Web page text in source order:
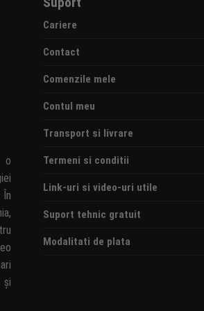
o
Cariere
Contact
Comenzile mele
Contul meu
Transport si livrare
Termeni si conditii
Link-uri si video-uri utile
Suport tehnic gratuit
Modalitati de plata